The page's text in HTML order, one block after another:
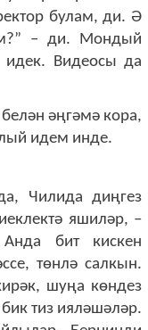
булам, ди. Ә
– ди. Мондый
идек. Видеосы да
әңгәмә кора,
идем инде.
Чилида диңгез
яшиләр, –
бит кискен
төнлә салкын.
шуңа көндез
тиз ияләшәләр.